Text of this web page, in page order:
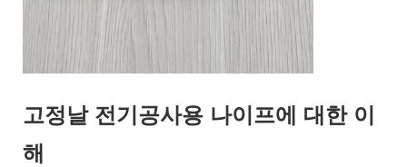
고정날 전기공사용 나이프에 대한 이
해